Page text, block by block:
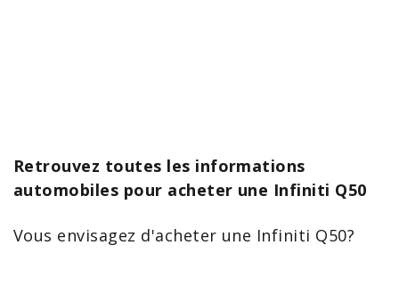
Retrouvez toutes les informations
automobiles pour acheter une Infiniti Q50
Vous envisagez d'acheter une Infiniti Q50?